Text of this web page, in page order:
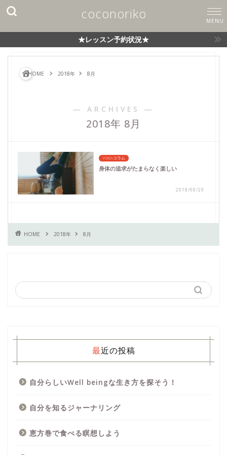
coconoriko
★レッスン予約状況★
HOME 2018年 8月
― ARCHIVES ―
2018年 8月
YOGAコラム
身体の追求がたまらなく楽しい
2018/08/29
HOME 2018年 8月
最近の投稿
自分らしいWell beingな生き方を探そう！
自分を知るジャーナリング
恵方巻で食べる瞑想しよう